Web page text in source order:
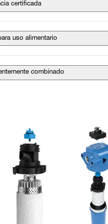
certificada
uso alimentario
combinado